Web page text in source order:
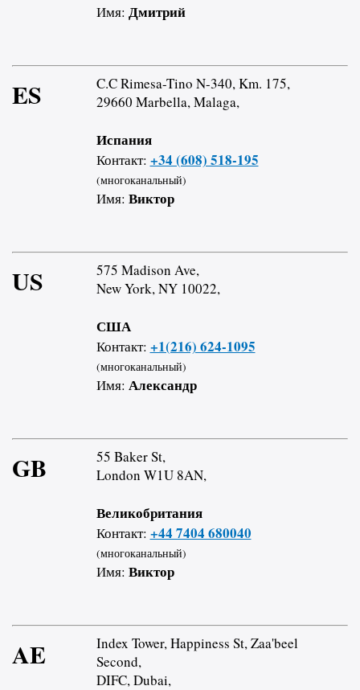
Имя: Дмитрий
ES
C.C Rimesa-Tino N-340, Km. 175,
29660 Marbella, Malaga,
Испания
Контакт: +34 (608) 518-195
(многоканальный)
Имя: Виктор
US
575 Madison Ave,
New York, NY 10022,
США
Контакт: +1(216) 624-1095
(многоканальный)
Имя: Александр
GB
55 Baker St,
London W1U 8AN,
Великобритания
Контакт: +44 7404 680040
(многоканальный)
Имя: Виктор
AE
Index Tower, Happiness St, Zaa'beel
Second,
DIFC, Dubai,